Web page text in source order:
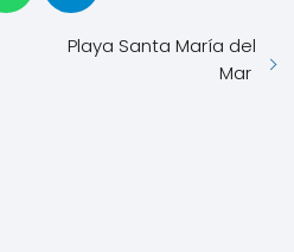
Playa Santa María del
Mar